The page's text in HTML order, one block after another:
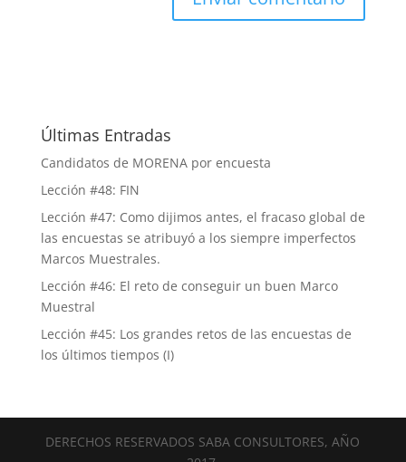
Últimas Entradas
Candidatos de MORENA por encuesta
Lección #48: FIN
Lección #47: Como dijimos antes, el fracaso global de
las encuestas se atribuyó a los siempre imperfectos
Marcos Muestrales.
Lección #46: El reto de conseguir un buen Marco
Muestral
Lección #45: Los grandes retos de las encuestas de
los últimos tiempos (I)
DERECHOS RESERVADOS SABA CONSULTORES, AÑO